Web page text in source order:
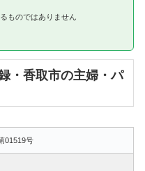
ものではありません
・香取市の主婦・パ
01519号